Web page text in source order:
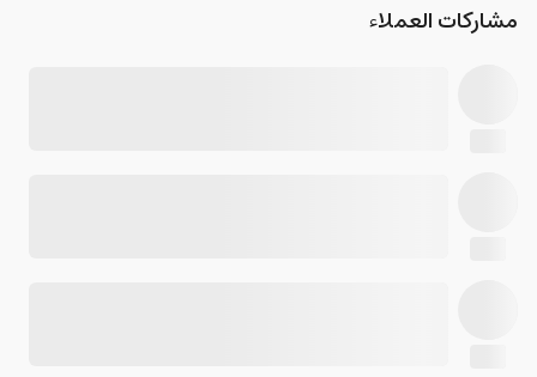
مشاركات العملاء